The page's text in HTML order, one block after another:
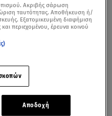
Ακριβής σάρωση
ταυτότητας. Αποθήκευση ή/
Εξατομικευμένη διαφήμιση
περιεχομένου, έρευνα κοινού
Αποδοχή